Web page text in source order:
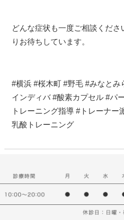
どんな症状も一度ご相談くださ
りお待ちしています。
#横浜 #桜木町 #野毛 #みなと
インディバ #酸素カプセル #パ
トレーニング指導 #トレーナー
乳酸トレーニング